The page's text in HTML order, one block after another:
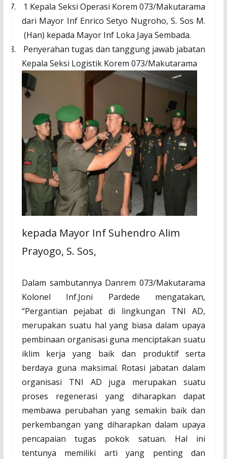
7.
1 Kepala Seksi Operasi Korem 073/Makutarama
dari Mayor Inf Enrico Setyo Nugroho, S. Sos M.
(Han) kepada Mayor Inf Loka Jaya Sembada.
8.
Penyerahan tugas dan tanggung jawab jabatan
Kepala Seksi Logistik Korem 073/Makutarama
kepada Mayor Inf Suhendro Alim
Prayogo, S. Sos,
Dalam sambutannya Danrem 073/Makutarama
Kolonel Inf.Joni Pardede mengatakan,
“Pergantian pejabat di lingkungan TNI AD,
merupakan suatu hal yang biasa dalam upaya
pembinaan organisasi guna menciptakan suatu
iklim kerja yang baik dan produktif serta
berdaya guna maksimal. Rotasi jabatan dalam
organisasi TNI AD juga merupakan suatu
proses regenerasi yang diharapkan dapat
membawa perubahan yang semakin baik dan
perkembangan yang diharapkan dalam upaya
pencapaian tugas pokok satuan. Hal ini
tentunya memiliki arti yang penting dan